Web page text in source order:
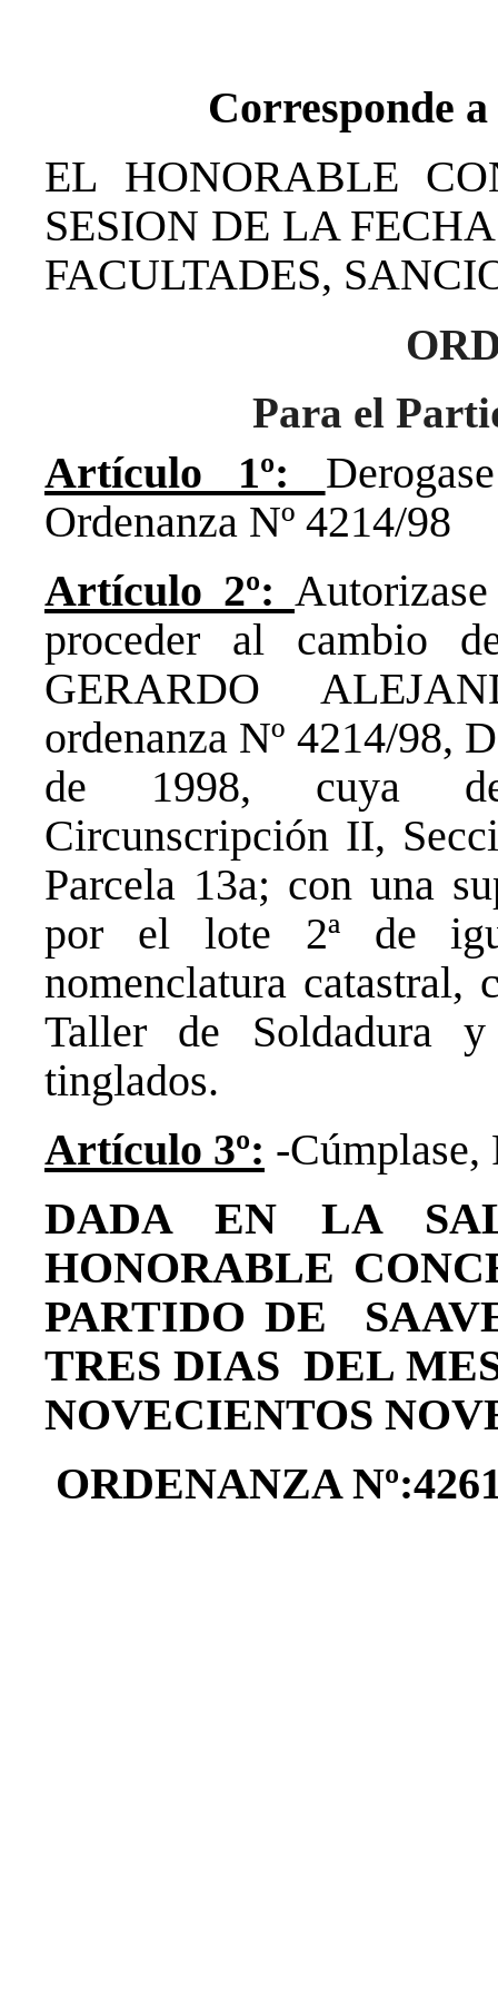
Corresponde
EL HONORABLE
SESION DE LA
FACULTADES,
Para el
Artículo 1º:
Ordenanza Nº 4214/98
Artículo 2º:
proceder al cambio
GERARDO
ordenanza Nº 4214/98,
de 1998, cuya
Circunscripción II,
Parcela 13a; con una
por el lote 2ª de
nomenclatura catastral,
Taller de Soldadura
tinglados.
Artículo 3º: -Cúmplase,
DADA EN LA
HONORABLE
PARTIDO DE
TRES DIAS DEL
NOVECIENTOS
ORDENANZA